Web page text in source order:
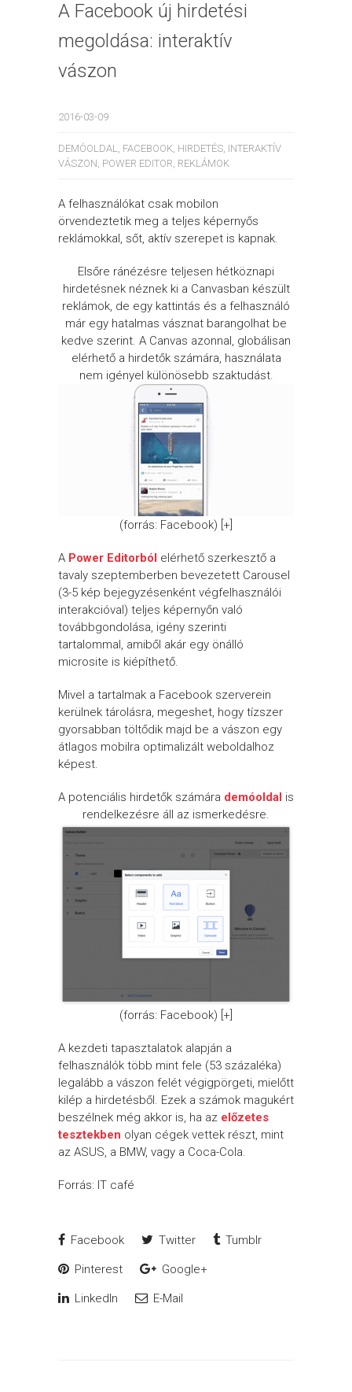
A Facebook új hirdetési
megoldása: interaktív
vászon
2016-03-09
DEMÓOLDAL, FACEBOOK, HIRDETÉS, INTERAKTÍV
VÁSZON, POWER EDITOR, REKLÁMOK
A felhasználókat csak mobilon
örvendeztetik meg a teljes képernyős
reklámokkal, sőt, aktív szerepet is kapnak.
Elsőre ránézésre teljesen hétköznapi
hirdetésnek néznek ki a Canvasban készült
reklámok, de egy kattintás és a felhasználó
már egy hatalmas vásznat barangolhat be
kedve szerint. A Canvas azonnal, globálisan
elérhető a hirdetők számára, használata
nem igényel különösebb szaktudást.
(forrás: Facebook) [+]
A Power Editorból elérhető szerkesztő a
tavaly szeptemberben bevezetett Carousel
(3-5 kép bejegyzésenként végfelhasználói
interakcióval) teljes képernyőn való
továbbgondolása, igény szerinti
tartalommal, amiből akár egy önálló
microsite is kiépíthető.
Mivel a tartalmak a Facebook szerverein
kerülnek tárolásra, megeshet, hogy tízszer
gyorsabban töltődik majd be a vászon egy
átlagos mobilra optimalizált weboldalhoz
képest.
A potenciális hirdetők számára demóoldal is
rendelkezésre áll az ismerkedésre.
(forrás: Facebook) [+]
A kezdeti tapasztalatok alapján a
felhasználók több mint fele (53 százaléka)
legalább a vászon felét végigpörgeti, mielőtt
kilép a hirdetésből. Ezek a számok magukért
beszélnek még akkor is, ha az előzetes
tesztekben olyan cégek vettek részt, mint
az ASUS, a BMW, vagy a Coca-Cola.
Forrás: IT café
Facebook Twitter Tumblr
Pinterest Google+
LinkedIn E-Mail